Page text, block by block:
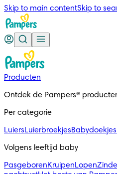
Skip to main contentSkip to
Producten
Ontdek de Pampers®
Per categorie
LuiersLuierbroekjesBabydoekjes
Volgens leeftijd baby
PasgeborenKruipenLopen